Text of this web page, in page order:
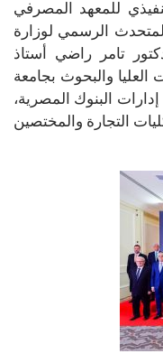
للمعهد المصرفي
الرسمي لوزارة
تامر راضي أستاذ
العليا والبحوث بجامعة
البنوك المصرية،
التجارة والمختصين